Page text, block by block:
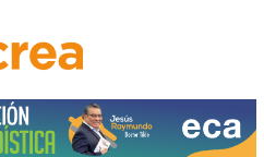
contenidos periodísticos y editoriales en
temas de comunicación y educación.